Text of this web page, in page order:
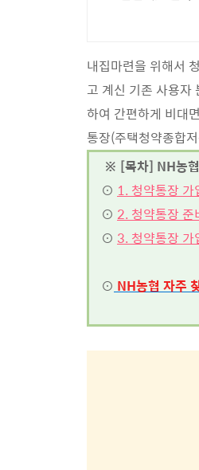
내집마련을 위해서
고 계신 기존 사용자
하여 간편하게 비대
통장(주택청약종합
※ [목차] NH농협
⊙ 1. 청약통장 가
⊙ 2. 청약통장 준
⊙ 3. 청약통장 가
⊙ NH농협 자주